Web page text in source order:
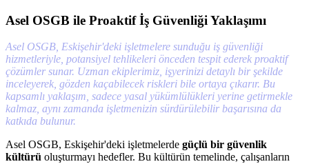
Asel OSGB ile Proaktif İş Güvenliği Yaklaşımı
Asel OSGB, Eskişehir'deki işletmelere sunduğu iş güvenliği
hizmetleriyle, potansiyel tehlikeleri önceden tespit ederek proaktif
çözümler sunar. Uzman ekiplerimiz, işyerinizi detaylı bir şekilde
inceleyerek, gözden kaçabilecek riskleri bile ortaya çıkarır. Bu
kapsamlı yaklaşım, sadece yasal yükümlülükleri yerine getirmekle
kalmaz, aynı zamanda işletmenizin sürdürülebilir başarısına da
katkıda bulunur.
Asel OSGB, Eskişehir'deki işletmelerde güçlü bir güvenlik
kültürü oluşturmayı hedefler. Bu kültürün temelinde, çalışanların